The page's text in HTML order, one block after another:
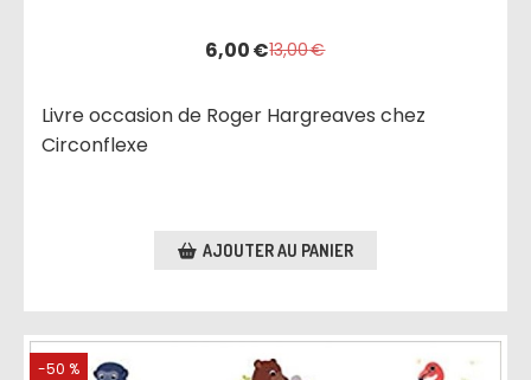
6,00€13,00€
Livre occasion de Roger Hargreaves chez
Circonflexe
AJOUTER AU PANIER
-50 %